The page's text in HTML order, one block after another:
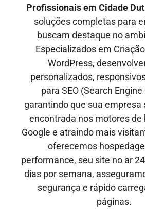
Profissionais em Cidade
soluções completas para
buscam destaque no
Especializados em
WordPress,
personalizados,
para SEO (Search
garantindo que sua
encontrada nos motores de
Google e atraindo mais
oferecemos
performance, seu site no ar
dias por semana,
segurança e rápido
páginas.